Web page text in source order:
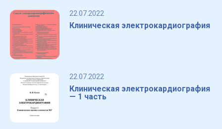
22.07.2022
Клиническая электрокардиография
22.07.2022
Клиническая электрокардиография
— 1 часть